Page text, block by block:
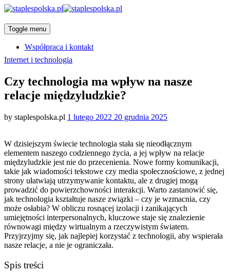
Toggle menu
Współpraca i kontakt
Categories
Internet i technologia
Czy technologia ma wpływ na nasze
relacje międzyludzkie?
by staplespolska.pl Posted
1 lutego 2022 20 grudnia 2025
W dzisiejszym świecie technologia stała się nieodłącznym
elementem naszego codziennego życia, a jej wpływ na relacje
międzyludzkie jest nie do przecenienia. Nowe formy komunikacji,
takie jak wiadomości tekstowe czy media społecznościowe, z jednej
strony ułatwiają utrzymywanie kontaktu, ale z drugiej mogą
prowadzić do powierzchowności interakcji. Warto zastanowić się,
jak technologia kształtuje nasze związki – czy je wzmacnia, czy
może osłabia? W obliczu rosnącej izolacji i zanikających
umiejętności interpersonalnych, kluczowe staje się znalezienie
równowagi między wirtualnym a rzeczywistym światem.
Przyjrzyjmy się, jak najlepiej korzystać z technologii, aby wspierała
nasze relacje, a nie je ograniczała.
Spis treści